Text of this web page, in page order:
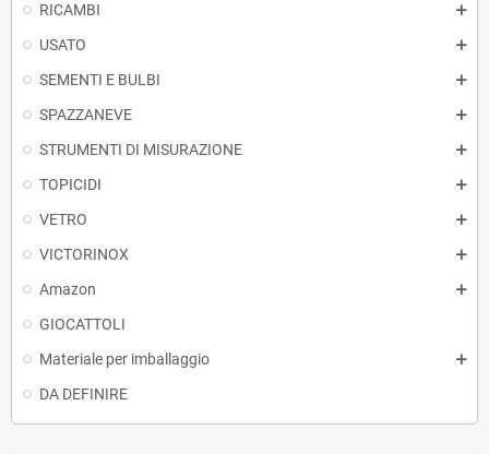
RICAMBI
USATO
SEMENTI E BULBI
SPAZZANEVE
STRUMENTI DI MISURAZIONE
TOPICIDI
VETRO
VICTORINOX
Amazon
GIOCATTOLI
Materiale per imballaggio
DA DEFINIRE